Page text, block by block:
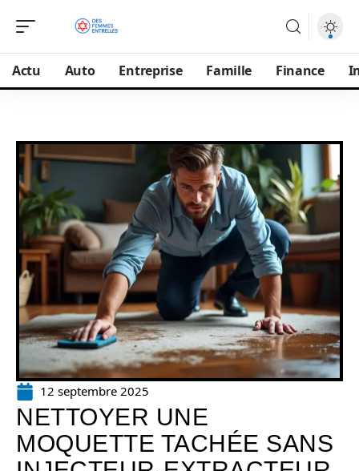
Actu Auto Entreprise Famille Finance
12 septembre 2025
NETTOYER UNE
MOQUETTE TACHÉE SANS